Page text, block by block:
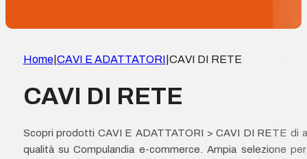
Home| CAVI E ADATTATORI CAVI DI RETE
CAVI DI RETE
Scopri prodotti CAVI E ADATTATORI > CAVI DI RETE di
qualità su Compulandia e-commerce. Ampia selezione